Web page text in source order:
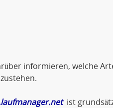
informieren, welche
ist